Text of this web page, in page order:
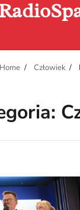
Home Człowiek